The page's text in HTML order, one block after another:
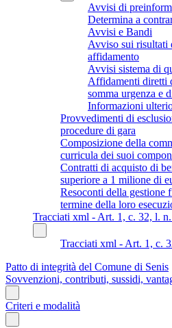
Avvisi di
Determina a
Avvisi e Bandi
Avviso sui risultati
affidamento
Avvisi sistema di
Affidamenti diretti
somma urgenza e
Informazioni
Provvedimenti di
procedure di gara
Composizione della
curricula dei suoi
Contratti di acquisto di
superiore a 1 milione di
Resoconti della gestione
termine della loro
Tracciati xml - Art. 1, c. 32, l.
Tracciati xml - Art. 1, c.
Patto di integrità del Comune di Senis
Sovvenzioni, contributi, sussidi,
Criteri e modalità